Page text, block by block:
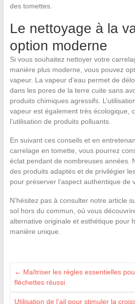
des tomettes.
Le nettoyage à la
option moderne
Si vous souhaitez nettoyer votre
manière plus moderne, vous pouvez
vapeur. La vapeur d’eau permet de
dans les pores de la terre cuite sans
produits chimiques agressifs.
vapeur est également très écologique,
l’utilisation de produits polluants.
En suivant ces conseils et en
carrelage en tomette, vous pourrez
éclat pendant de nombreuses années.
des produits adaptés et de privilégier
pour préserver l’aspect authentique de
N’hésitez pas à consulter notre article
sol hors du commun, où vous
alternative originale et esthétique pour
manière unique.
← Maîtriser les règles essentielles
fléchettes réussi
Utilisation de l’ail pour stimuler la